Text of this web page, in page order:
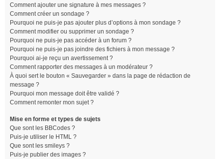
Comment ajouter une signature à mes messages ?
Comment créer un sondage ?
Pourquoi ne puis-je pas ajouter plus d’options à mon sondage ?
Comment modifier ou supprimer un sondage ?
Pourquoi ne puis-je pas accéder à un forum ?
Pourquoi ne puis-je pas joindre des fichiers à mon message ?
Pourquoi ai-je reçu un avertissement ?
Comment rapporter des messages à un modérateur ?
À quoi sert le bouton « Sauvegarder » dans la page de rédaction de
message ?
Pourquoi mon message doit être validé ?
Comment remonter mon sujet ?
Mise en forme et types de sujets
Que sont les BBCodes ?
Puis-je utiliser le HTML ?
Que sont les smileys ?
Puis-je publier des images ?